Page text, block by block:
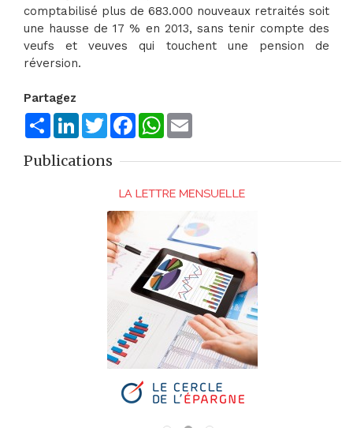
comptabilisé plus de 683.000 nouveaux retraités soit
une hausse de 17 % en 2013, sans tenir compte des
veufs et veuves qui touchent une pension de
réversion.
Partagez
ShareLinkedInTwitterFacebookWhatsApp
Publications